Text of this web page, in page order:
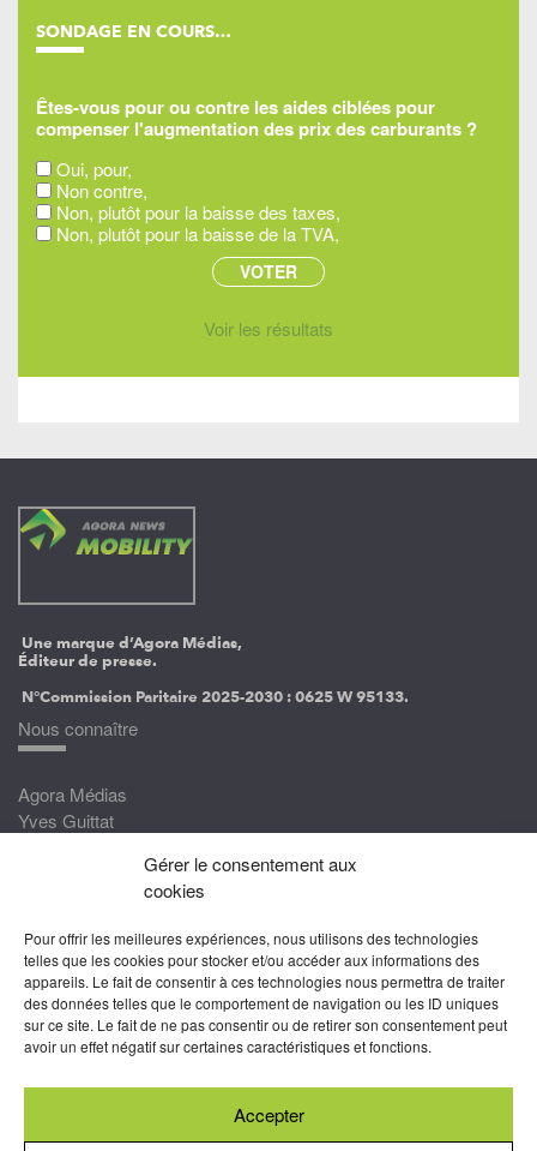
Gérer le consentement aux
cookies
Pour offrir les meilleures expériences, nous utilisons des technologies
telles que les cookies pour stocker et/ou accéder aux informations des
appareils. Le fait de consentir à ces technologies nous permettra de traiter
des données telles que le comportement de navigation ou les ID uniques
sur ce site. Le fait de ne pas consentir ou de retirer son consentement peut
avoir un effet négatif sur certaines caractéristiques et fonctions.
Accepter
SONDAGE EN COURS…
Êtes-vous pour ou contre les aides ciblées pour
compenser l'augmentation des prix des carburants ?
Oui, pour,
Non contre,
Non, plutôt pour la baisse des taxes,
Non, plutôt pour la baisse de la TVA,
Voir les résultats
Une marque d’Agora Médias,
Éditeur de presse.
N°Commission Paritaire 2025-2030 :0625 W 95133.
Nous connaître
Agora Médias
Yves Guittat
Devenez correspondant
Rejoignez nos experts
Devenez Partenaire
Nous suivre